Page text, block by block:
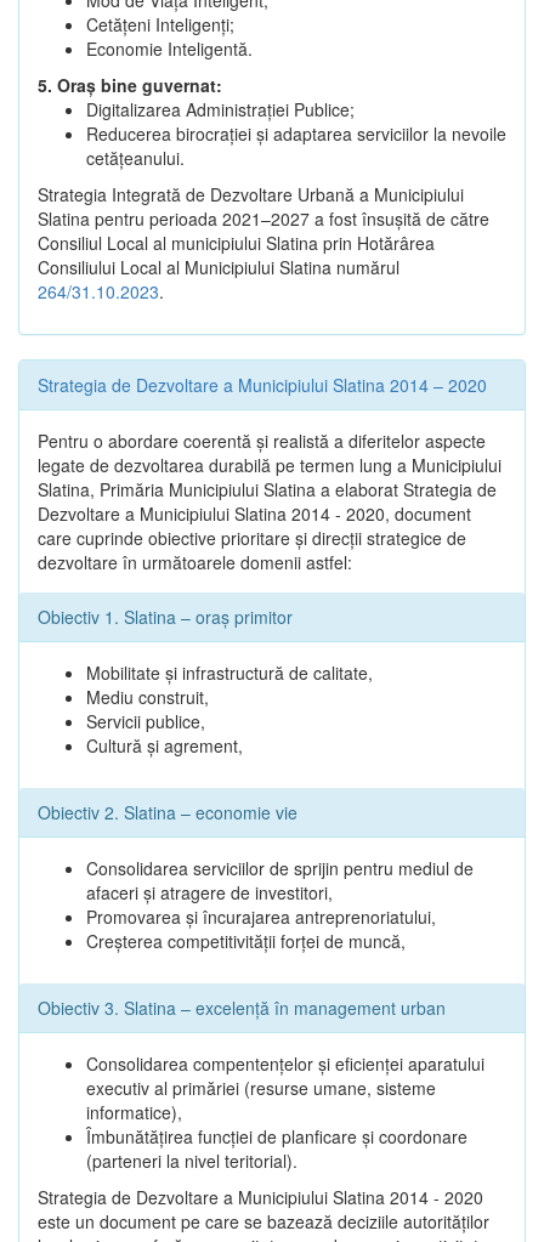
Cetățeni Inteligenți;
Economie Inteligentă.
5. Oraș bine guvernat:
Digitalizarea Administrației Publice;
Reducerea birocrației și adaptarea serviciilor la nevoile
cetățeanului.
Strategia Integrată de Dezvoltare Urbană a Municipiului
Slatina pentru perioada 2021–2027 a fost însuşită de către
Consiliul Local al municipiului Slatina prin Hotărârea
Consiliului Local al Municipiului Slatina numărul
264/31.10.2023.
Strategia de Dezvoltare a Municipiului Slatina 2014 – 2020
Pentru o abordare coerentă şi realistă a diferitelor aspecte
legate de dezvoltarea durabilă pe termen lung a Municipiului
Slatina, Primăria Municipiului Slatina a elaborat Strategia de
Dezvoltare a Municipiului Slatina 2014 - 2020, document
care cuprinde obiective prioritare şi direcţii strategice de
dezvoltare în următoarele domenii astfel:
Obiectiv 1. Slatina – oraş primitor
Mobilitate şi infrastructură de calitate,
Mediu construit,
Servicii publice,
Cultură şi agrement,
Obiectiv 2. Slatina – economie vie
Consolidarea serviciilor de sprijin pentru mediul de
afaceri şi atragere de investitori,
Promovarea şi încurajarea antreprenoriatului,
Creşterea competitivităţii forţei de muncă,
Obiectiv 3. Slatina – excelenţă în management urban
Consolidarea compentenţelor şi eficienţei aparatului
executiv al primăriei (resurse umane, sisteme
informatice),
Îmbunătăţirea funcţiei de planficare şi coordonare
(parteneri la nivel teritorial).
Strategia de Dezvoltare a Municipiului Slatina 2014 - 2020
este un document pe care se bazează deciziile autorităţilor